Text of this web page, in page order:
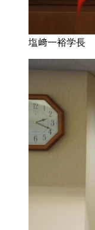
塩﨑一裕学長